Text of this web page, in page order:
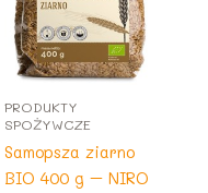
PRODUKTY
SPOŻYWCZE
Samopsza ziarno
BIO 400 g – NIRO